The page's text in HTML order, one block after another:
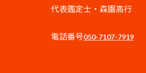
代表鑑定士・森園高行
電話番号050-7107-7919